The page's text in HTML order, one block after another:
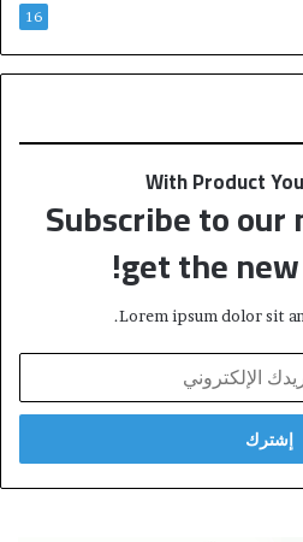
16
With Product
Subscribe to
get the
Lorem ipsum dolor sit